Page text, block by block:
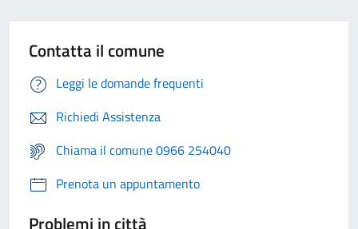
Contatta il comune
Leggi le domande frequenti
Richiedi Assistenza
Chiama il comune 0966 254040
Prenota un appuntamento
Problemi in città